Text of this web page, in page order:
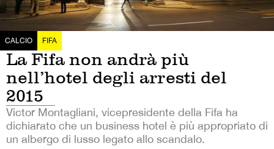
CALCIO FIFA
La Fifa non andrà più
nell’hotel degli arresti del
2015
Victor Montagliani, vicepresidente della Fifa ha
dichiarato che un business hotel è più appropriato di
un albergo di lusso legato allo scandalo.